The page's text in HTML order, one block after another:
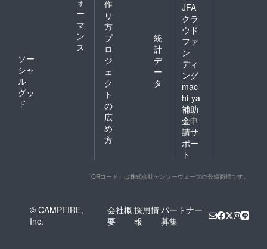
ー
マ
ン
ス
ソー
シャ
ル
グッ
ド
作
り
方
プ
ロ
ジ
ェ
ク
ト
の
広
め
方
統
計
デ
ー
タ
JFA
クラ
ウド
ファ
ン
ディ
ング
mac
hi-ya
補助
金申
請サ
ポー
ト
「QRコード」は株式会社デンソーウェーブの登録商標です。
© CAMPFIRE,
Inc.
会社概
要
採用情
報
パートナー
募集